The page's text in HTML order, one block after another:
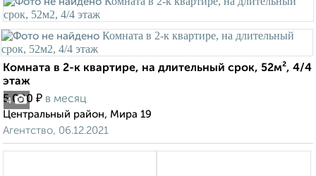
4
Комната в 2-к квартире, на длительный срок, 52м², 4/4
этаж
5 000 ₽ в месяц
Центральный район, Мира 19
Агентство, 06.12.2021